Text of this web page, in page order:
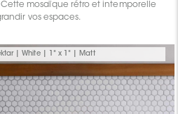
mosaïque rétro et intemporelle
vos espaces.
| White | 1" x 1" | Matt